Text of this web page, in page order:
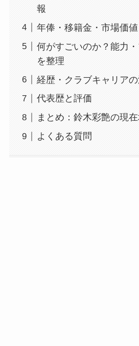
報
年俸・移籍金・市場価値
何がすごいのか？能力
を整理
経歴・クラブキャリア
代表歴と評価
まとめ：鈴木彩艶の現
よくある質問